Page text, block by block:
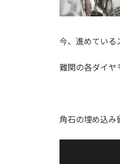
今、進めている
難関の各ダイヤ
角石の埋め込み